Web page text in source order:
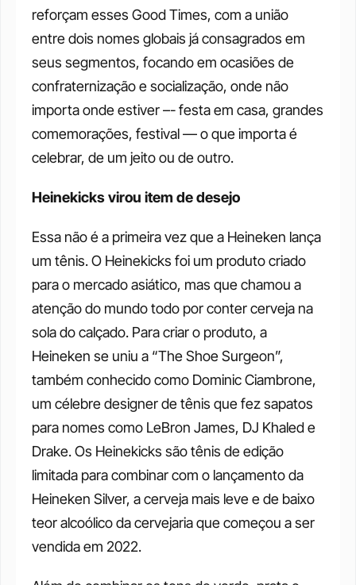
reforçam esses Good Times, com a união
entre dois nomes globais já consagrados em
seus segmentos, focando em ocasiões de
confraternização e socialização, onde não
importa onde estiver –- festa em casa, grandes
comemorações, festival — o que importa é
celebrar, de um jeito ou de outro.
Heinekicks virou item de desejo
Essa não é a primeira vez que a Heineken lança
um tênis. O Heinekicks foi um produto criado
para o mercado asiático, mas que chamou a
atenção do mundo todo por conter cerveja na
sola do calçado. Para criar o produto, a
Heineken se uniu a “The Shoe Surgeon”,
também conhecido como Dominic Ciambrone,
um célebre designer de tênis que fez sapatos
para nomes como LeBron James, DJ Khaled e
Drake. Os Heinekicks são tênis de edição
limitada para combinar com o lançamento da
Heineken Silver, a cerveja mais leve e de baixo
teor alcoólico da cervejaria que começou a ser
vendida em 2022.